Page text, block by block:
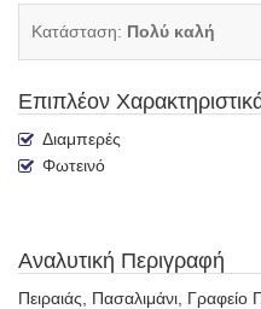
Κατάσταση: Πολύ καλή
Επιπλέον
Διαμπερές
Φωτεινό
Αναλυτική Περιγραφή
Πειραιάς, Πασαλιμάνι, Γραφείο